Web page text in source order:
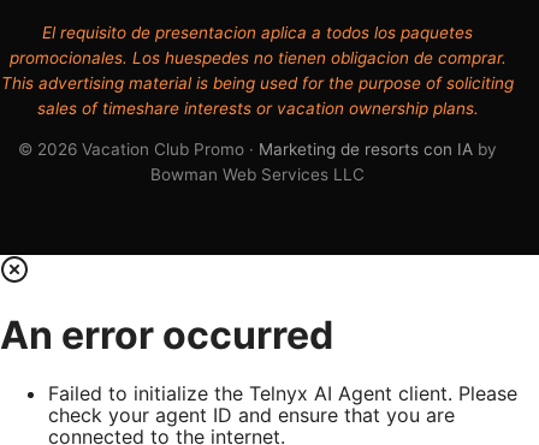
El requisito de presentacion aplica a todos los paquetes
promocionales. Los huespedes no tienen obligacion de comprar.
This advertising material is being used for the purpose of soliciting
sales of timeshare interests or vacation ownership plans.
© 2026 Vacation Club Promo · Marketing de resorts con IA by
Bowman Web Services LLC